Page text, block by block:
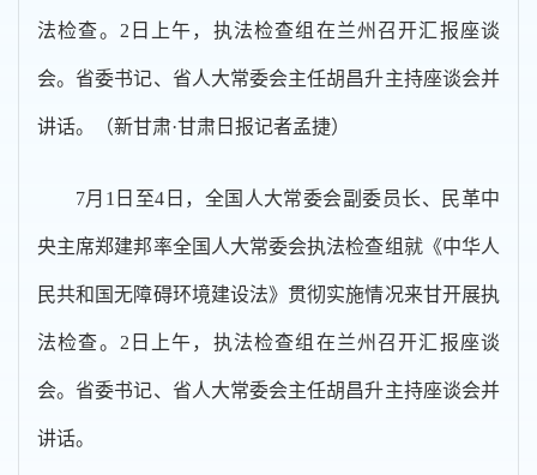
法检查。2日上午，执法检查组在兰州召开汇报座谈
会。省委书记、省人大常委会主任胡昌升主持座谈会并
讲话。（新甘肃·甘肃日报记者孟捷）
7月1日至4日，全国人大常委会副委员长、民革中
央主席郑建邦率全国人大常委会执法检查组就《中华人
民共和国无障碍环境建设法》贯彻实施情况来甘开展执
法检查。2日上午，执法检查组在兰州召开汇报座谈
会。省委书记、省人大常委会主任胡昌升主持座谈会并
讲话。